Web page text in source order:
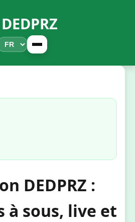
DEDPRZ
DEDPRZ :
à sous, live et